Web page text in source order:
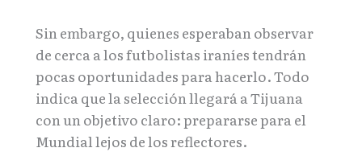
Sin embargo, quienes esperaban observar
de cerca a los futbolistas iraníes tendrán
pocas oportunidades para hacerlo. Todo
indica que la selección llegará a Tijuana
con un objetivo claro: prepararse para el
Mundial lejos de los reflectores.